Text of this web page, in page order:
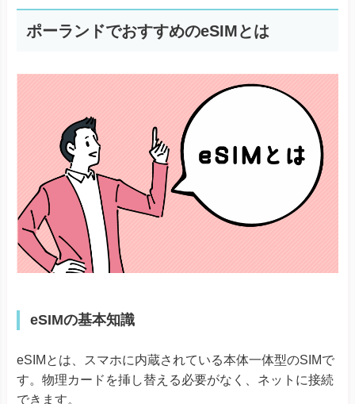
ポーランドでおすすめのeSIMとは
eSIMの基本知識
eSIMとは、スマホに内蔵されている本体一体型のSIMで
す。物理カードを挿し替える必要がなく、ネットに接続
できます。